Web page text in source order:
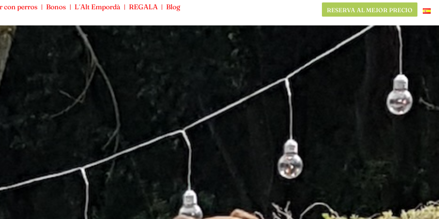
con perros Bonos L´Alt Empordà REGALA Blog RESERVA AL MEJOR PRECIO
con perros Bonos L´Alt Empordà REGALA Blog RESERVA AL MEJOR PRECIO